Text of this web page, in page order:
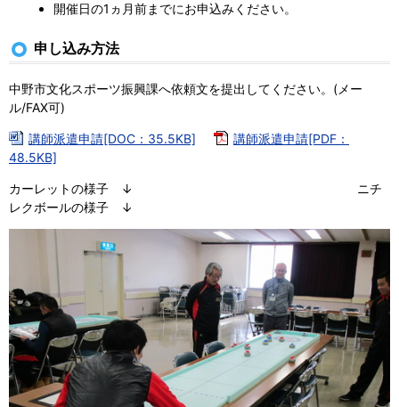
開催日の1ヵ月前までにお申込みください。
申し込み方法
中野市文化スポーツ振興課へ依頼文を提出してください。(メー
ル/FAX可)
講師派遣申請[DOC：35.5KB]
講師派遣申請[PDF：
48.5KB]
カーレットの様子 ↓ ニチ
レクボールの様子 ↓